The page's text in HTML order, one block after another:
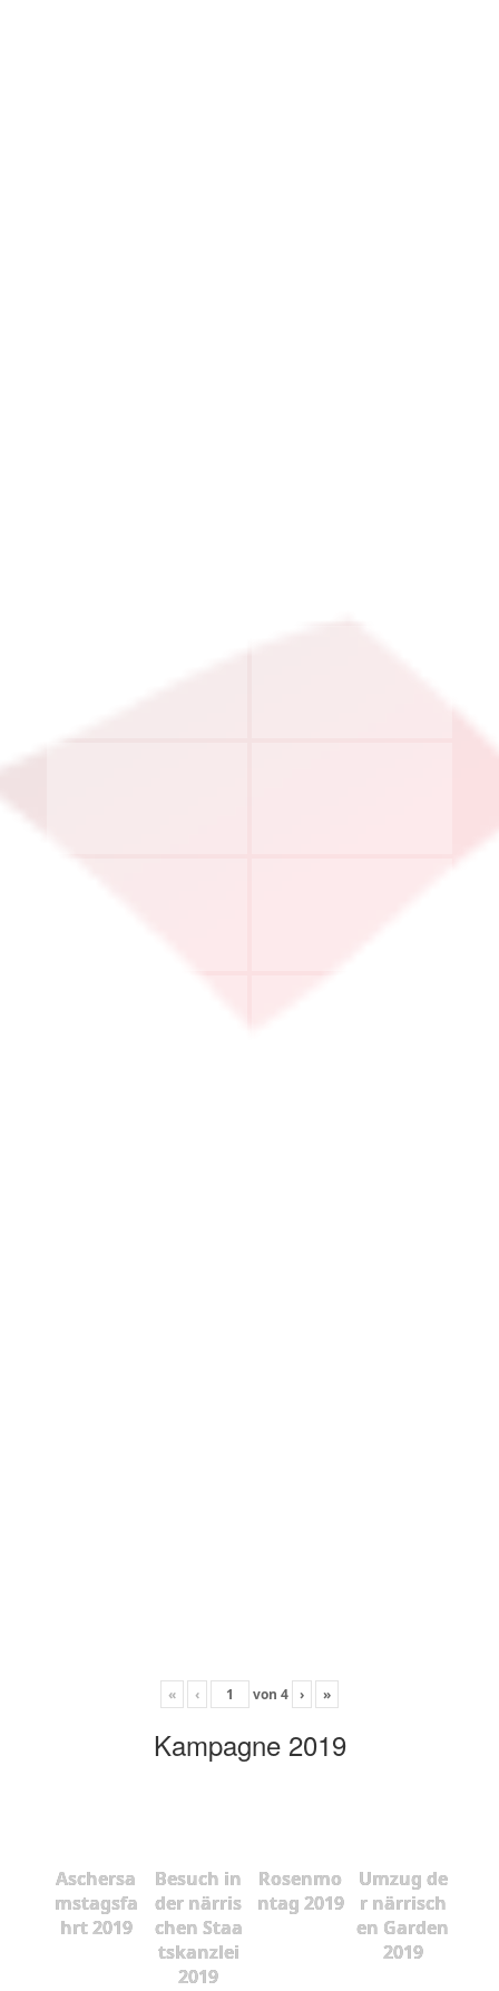
« ‹ von 4 › »
Kampagne 2019
Aschersa
mstagsfa
hrt 2019
Besuch in
der närris
chen Staa
tskanzlei
2019
Rosenmo
ntag 2019
Umzug de
r närrisch
en Garden
2019